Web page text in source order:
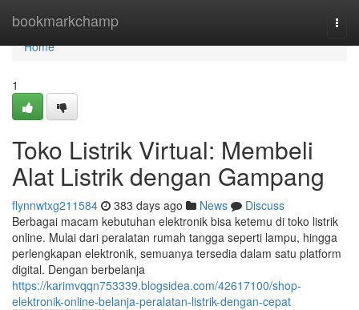
bookmarkchamp
Home
Home
1
Toko Listrik Virtual: Membeli
Alat Listrik dengan Gampang
flynnwtxg211584 383 days ago News
Discuss
Berbagai macam kebutuhan elektronik bisa ketemu di toko listrik
online. Mulai dari peralatan rumah tangga seperti lampu, hingga
perlengkapan elektronik, semuanya tersedia dalam satu platform
digital. Dengan berbelanja
https://karimvqqn753339.blogsidea.com/42617100/shop-
elektronik-online-belanja-peralatan-listrik-dengan-cepat